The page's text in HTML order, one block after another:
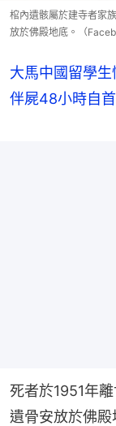
棺內遺骸屬於建寺者家
放於佛殿地底。（
大馬中國留學
伴屍48小時自首
死者於1951年
遺骨安放於佛殿